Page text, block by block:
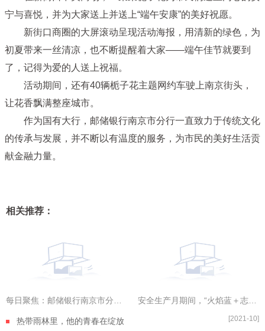
宁与喜悦，并为大家送上并送上“端午安康”的美好祝愿。
新街口商圈的大屏滚动呈现活动海报，用清新的绿色，为
初夏带来一丝清凉，也不断提醒着大家——端午佳节就要到
了，记得为爱的人送上祝福。
活动期间，还有40辆栀子花主题网约车驶上南京街头，
让花香飘满整座城市。
作为国有大行，邮储银行南京市分行一直致力于传统文化
的传承与发展，并不断以有温度的服务，为市民的美好生活贡
献金融力量。
相关推荐：
安全生产月期间，“火焰蓝＋志愿蓝”齐上阵护平安
热带雨林里，他的青春在绽放 [2021-10]